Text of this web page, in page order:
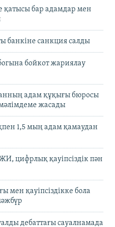
қатысы бар адамдар мен
банкіне санкция салды
бойкот жариялау
адам құқығы бюросы
жасады
1,5 мың адам қамаудан
цифрлық қауіпсіздік пән
мен қауіпсіздікке бола
дебаттағы сауалнамада